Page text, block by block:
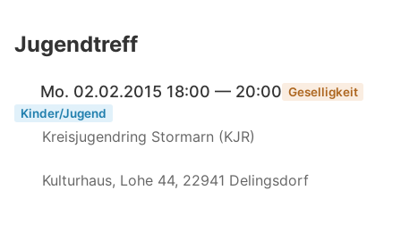
Jugendtreff
Mo. 02.02.2015 18:00 — 20:00 Geselligkeit
Kinder/Jugend
Kreisjugendring Stormarn (KJR)
Kulturhaus, Lohe 44, 22941 Delingsdorf